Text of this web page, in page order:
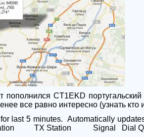
пополнился CT1EKD
все равно интересно (узнать кто
last 5 minutes. Automatically
TX Station Signal Dial